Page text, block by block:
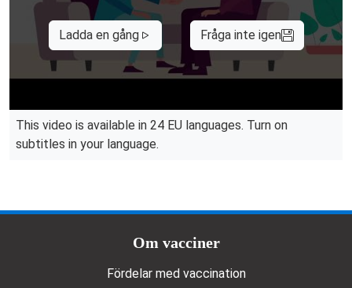
Ladda en gång Fråga inte igen
This video is available in 24 EU languages. Turn on
subtitles in your language.
Doormat menuOm vacciner
Fördelar med vaccination